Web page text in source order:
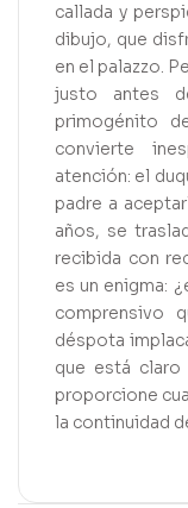
callada y
dibujo, que
en el palazzo.
justo antes
primogénito
convierte
atención: el
padre a
años, se
recibida con
es un enigma:
comprensivo
déspota
que está
proporcione
la continuidad